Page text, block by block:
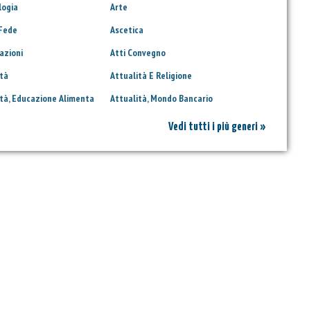
Arte
Ascetica
Atti Convegno
Attualità E Religione
Educazione Alimenta
Attualità, Mondo Bancario
Vedi tutti i più generi »